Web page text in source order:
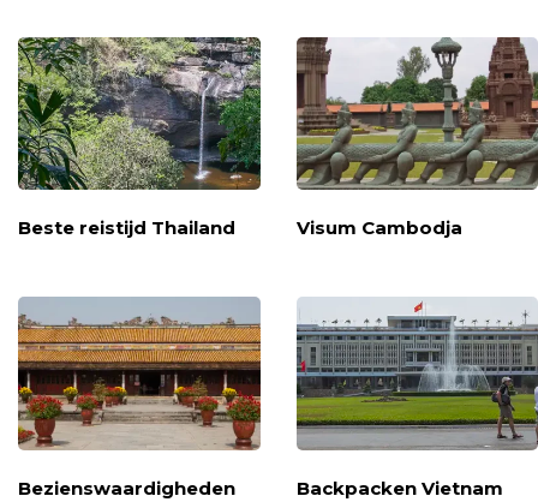
Beste reistijd Thailand Visum Cambodja
Bezienswaardigheden
Backpacken Vietnam